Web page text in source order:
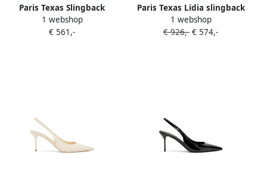
Paris Texas Slingback
pumps met open neus
Zwart
1 webshop
€ 561,-
Paris Texas Lidia slingback
pumps Bruin
1 webshop
€ 926,- € 574,-